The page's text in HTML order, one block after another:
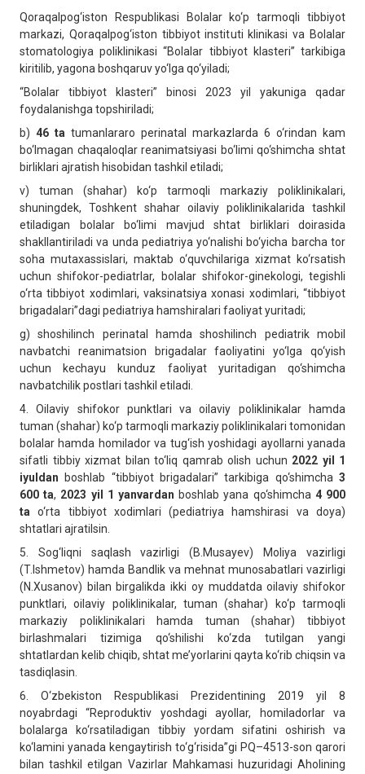
Qoraqalpog‘iston Respublikasi Bolalar ko‘p tarmoqli tibbiyot
markazi, Qoraqalpog‘iston tibbiyot instituti klinikasi va Bolalar
stomatologiya poliklinikasi “Bolalar tibbiyot klasteri” tarkibiga
kiritilib, yagona boshqaruv yo‘lga qo‘yiladi;
“Bolalar tibbiyot klasteri” binosi 2023 yil yakuniga qadar
foydalanishga topshiriladi;
b) 46 ta tumanlararo perinatal markazlarda 6 o‘rindan kam
bo‘lmagan chaqaloqlar reanimatsiyasi bo‘limi qo‘shimcha shtat
birliklari ajratish hisobidan tashkil etiladi;
v) tuman (shahar) ko‘p tarmoqli markaziy poliklinikalari,
shuningdek, Toshkent shahar oilaviy poliklinikalarida tashkil
etiladigan bolalar bo‘limi mavjud shtat birliklari doirasida
shakllantiriladi va unda pediatriya yo‘nalishi bo‘yicha barcha tor
soha mutaxassislari, maktab o‘quvchilariga xizmat ko‘rsatish
uchun shifokor-pediatrlar, bolalar shifokor-ginekologi, tegishli
o‘rta tibbiyot xodimlari, vaksinatsiya xonasi xodimlari, “tibbiyot
brigadalari”dagi pediatriya hamshiralari faoliyat yuritadi;
g) shoshilinch perinatal hamda shoshilinch pediatrik mobil
navbatchi reanimatsion brigadalar faoliyatini yo‘lga qo‘yish
uchun kechayu kunduz faoliyat yuritadigan qo‘shimcha
navbatchilik postlari tashkil etiladi.
4. Oilaviy shifokor punktlari va oilaviy poliklinikalar hamda
tuman (shahar) ko‘p tarmoqli markaziy poliklinikalari tomonidan
bolalar hamda homilador va tug‘ish yoshidagi ayollarni yanada
sifatli tibbiy xizmat bilan to‘liq qamrab olish uchun 2022 yil 1
iyuldan
boshlab “tibbiyot brigadalari” tarkibiga qo‘shimcha3
600 ta, 2023 yil 1 yanvardan boshlab yana qo‘shimcha 4 900
ta o‘rta tibbiyot xodimlari (pediatriya hamshirasi va doya)
shtatlari ajratilsin.
5. Sog‘liqni saqlash vazirligi (B.Musayev) Moliya vazirligi
(T.Ishmetov) hamda Bandlik va mehnat munosabatlari vazirligi
(N.Xusanov) bilan birgalikda ikki oy muddatda oilaviy shifokor
punktlari, oilaviy poliklinikalar, tuman (shahar) ko‘p tarmoqli
markaziy poliklinikalari hamda tuman (shahar) tibbiyot
birlashmalari tizimiga qo‘shilishi ko‘zda tutilgan yangi
shtatlardan kelib chiqib, shtat me’yorlarini qayta ko‘rib chiqsin va
tasdiqlasin.
6. O‘zbekiston Respublikasi Prezidentining 2019 yil 8
noyabrdagi “Reproduktiv yoshdagi ayollar, homiladorlar va
bolalarga ko‘rsatiladigan tibbiy yordam sifatini oshirish va
ko‘lamini yanada kengaytirish to‘g‘risida”gi PQ–4513-son qarori
bilan tashkil etilgan Vazirlar Mahkamasi huzuridagi Aholining